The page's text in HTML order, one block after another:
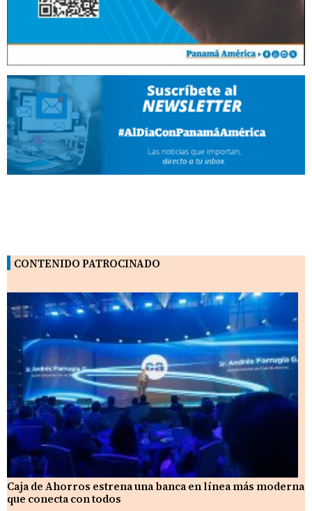
CONTENIDO PATROCINADO
Caja de Ahorros estrena una banca en línea más moderna
que conecta con todos